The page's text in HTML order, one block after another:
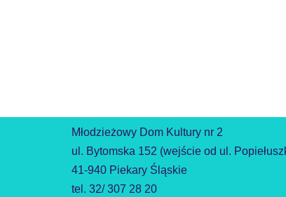
Młodzieżowy Dom Kultury nr 2
ul. Bytomska 152 (wejście od ul.
41-940 Piekary Śląskie
tel. 32/ 307 28 20